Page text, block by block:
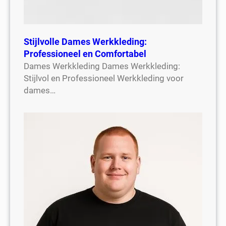
Stijlvolle Dames Werkkleding:
Professioneel en Comfortabel
Dames Werkkleding Dames Werkkleding:
Stijlvol en Professioneel Werkkleding voor
dames…